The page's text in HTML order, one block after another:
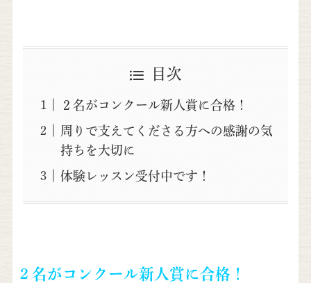
目次
２名がコンクール新人賞に合格！
周りで支えてくださる方への感謝の気
持ちを大切に
体験レッスン受付中です！
２名がコンクール新人賞に合格！